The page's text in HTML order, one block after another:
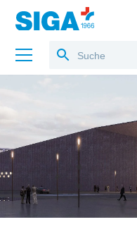
Referenzen
Blog